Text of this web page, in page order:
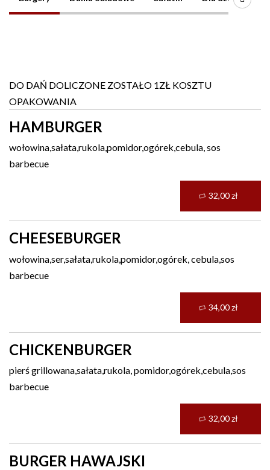
DO DAŃ DOLICZONE ZOSTAŁO 1ZŁ KOSZTU
OPAKOWANIA
HAMBURGER
wołowina,sałata,rukola,pomidor,ogórek,cebula, sos
barbecue
CHEESEBURGER
wołowina,ser,sałata,rukola,pomidor,ogórek, cebula,sos
barbecue
CHICKENBURGER
pierś grillowana,sałata,rukola, pomidor,ogórek,cebula,sos
barbecue
BURGER HAWAJSKI